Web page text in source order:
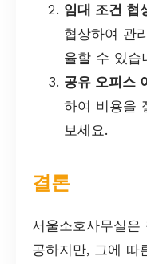
임대 조건 협
협상하여 관
율할 수 있습
공유 오피스
하여 비용을
보세요.
결론
서울소호사무실은
공하지만, 그에 따